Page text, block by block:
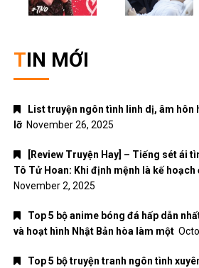
TIN MỚI
List truyện ngôn tình linh dị, âm hôn
lỡ November 26, 2025
[Review Truyện Hay] – Tiếng sét ái
Tô Tử Hoan: Khi định mệnh là kế hoạch
November 2, 2025
Top 5 bộ anime bóng đá hấp dẫn
và hoạt hình Nhật Bản hòa làm một
Top 5 bộ truyện tranh ngôn tình